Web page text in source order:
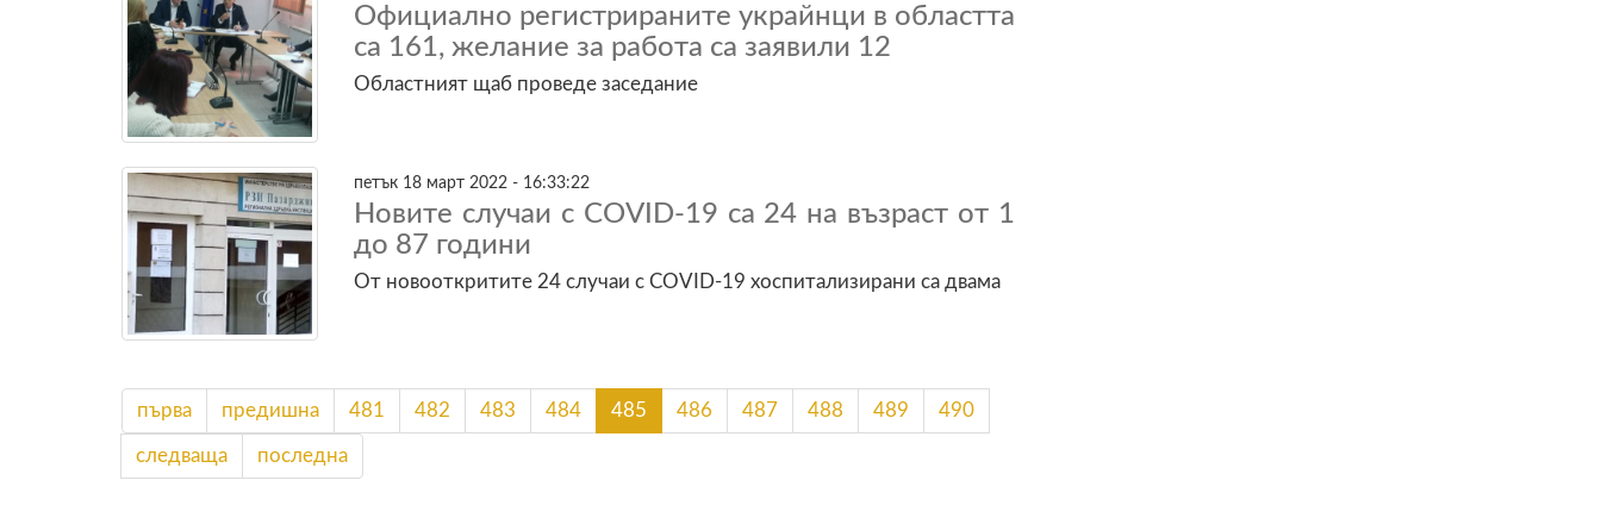
Официално регистрираните украйнци в областта
са 161, желание за работа са заявили 12
Областният щаб проведе заседание
петък 18 март 2022 - 16:33:22
Новите случаи с COVID-19 са 24 на възраст от 1
до 87 години
От новооткритите 24 случаи с COVID-19 хоспитализирани са двама
първа предишна 481 482 483 484 485 486 487 488 489 490
следваща последна